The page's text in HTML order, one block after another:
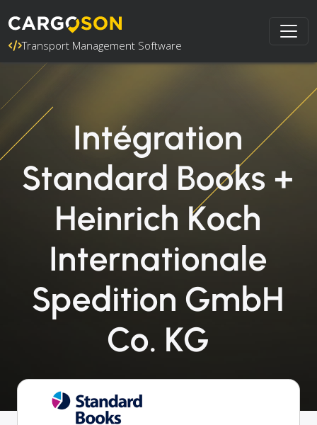
Transport Management Software
Intégration
Standard Books +
Heinrich Koch
Internationale
Spedition GmbH
Co. KG